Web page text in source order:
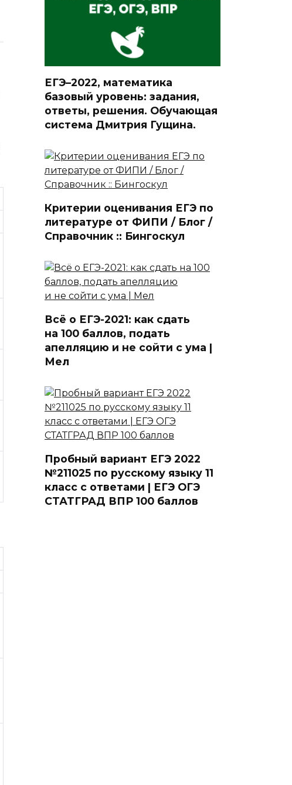
ЕГЭ–2022, математика
базовый уровень: задания,
ответы, решения. Обучающая
система Дмитрия Гущина.
Критерии оценивания ЕГЭ по
литературе от ФИПИ / Блог /
Справочник :: Бингоскул
Всё о ЕГЭ-2021: как сдать
на 100 баллов, подать
апелляцию и не сойти с ума |
Мел
Пробный вариант ЕГЭ 2022
№211025 по русскому языку 11
класс с ответами | ЕГЭ ОГЭ
СТАТГРАД ВПР 100 баллов